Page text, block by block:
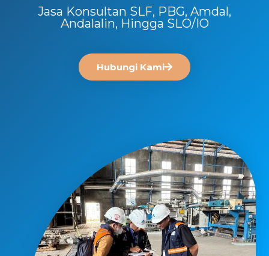
Jasa Konsultan SLF, PBG, Amdal,
Andalalin, Hingga SLO/IO
Hubungi Kami